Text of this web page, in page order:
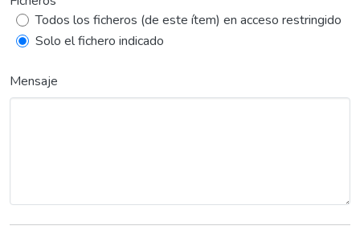
Todos los ficheros (de este ítem) en acceso restringido
Solo el fichero indicado
Mensaje